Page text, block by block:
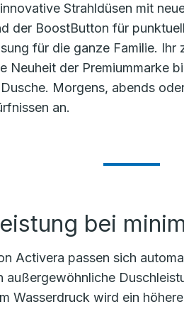
Strahldüsen mit
der BoostButton für
für die ganze Familie.
Neuheit der Premiummarke
Morgens, abends
an.
bei
Activera passen sich
außergewöhnliche
Wasserdruck wird ein